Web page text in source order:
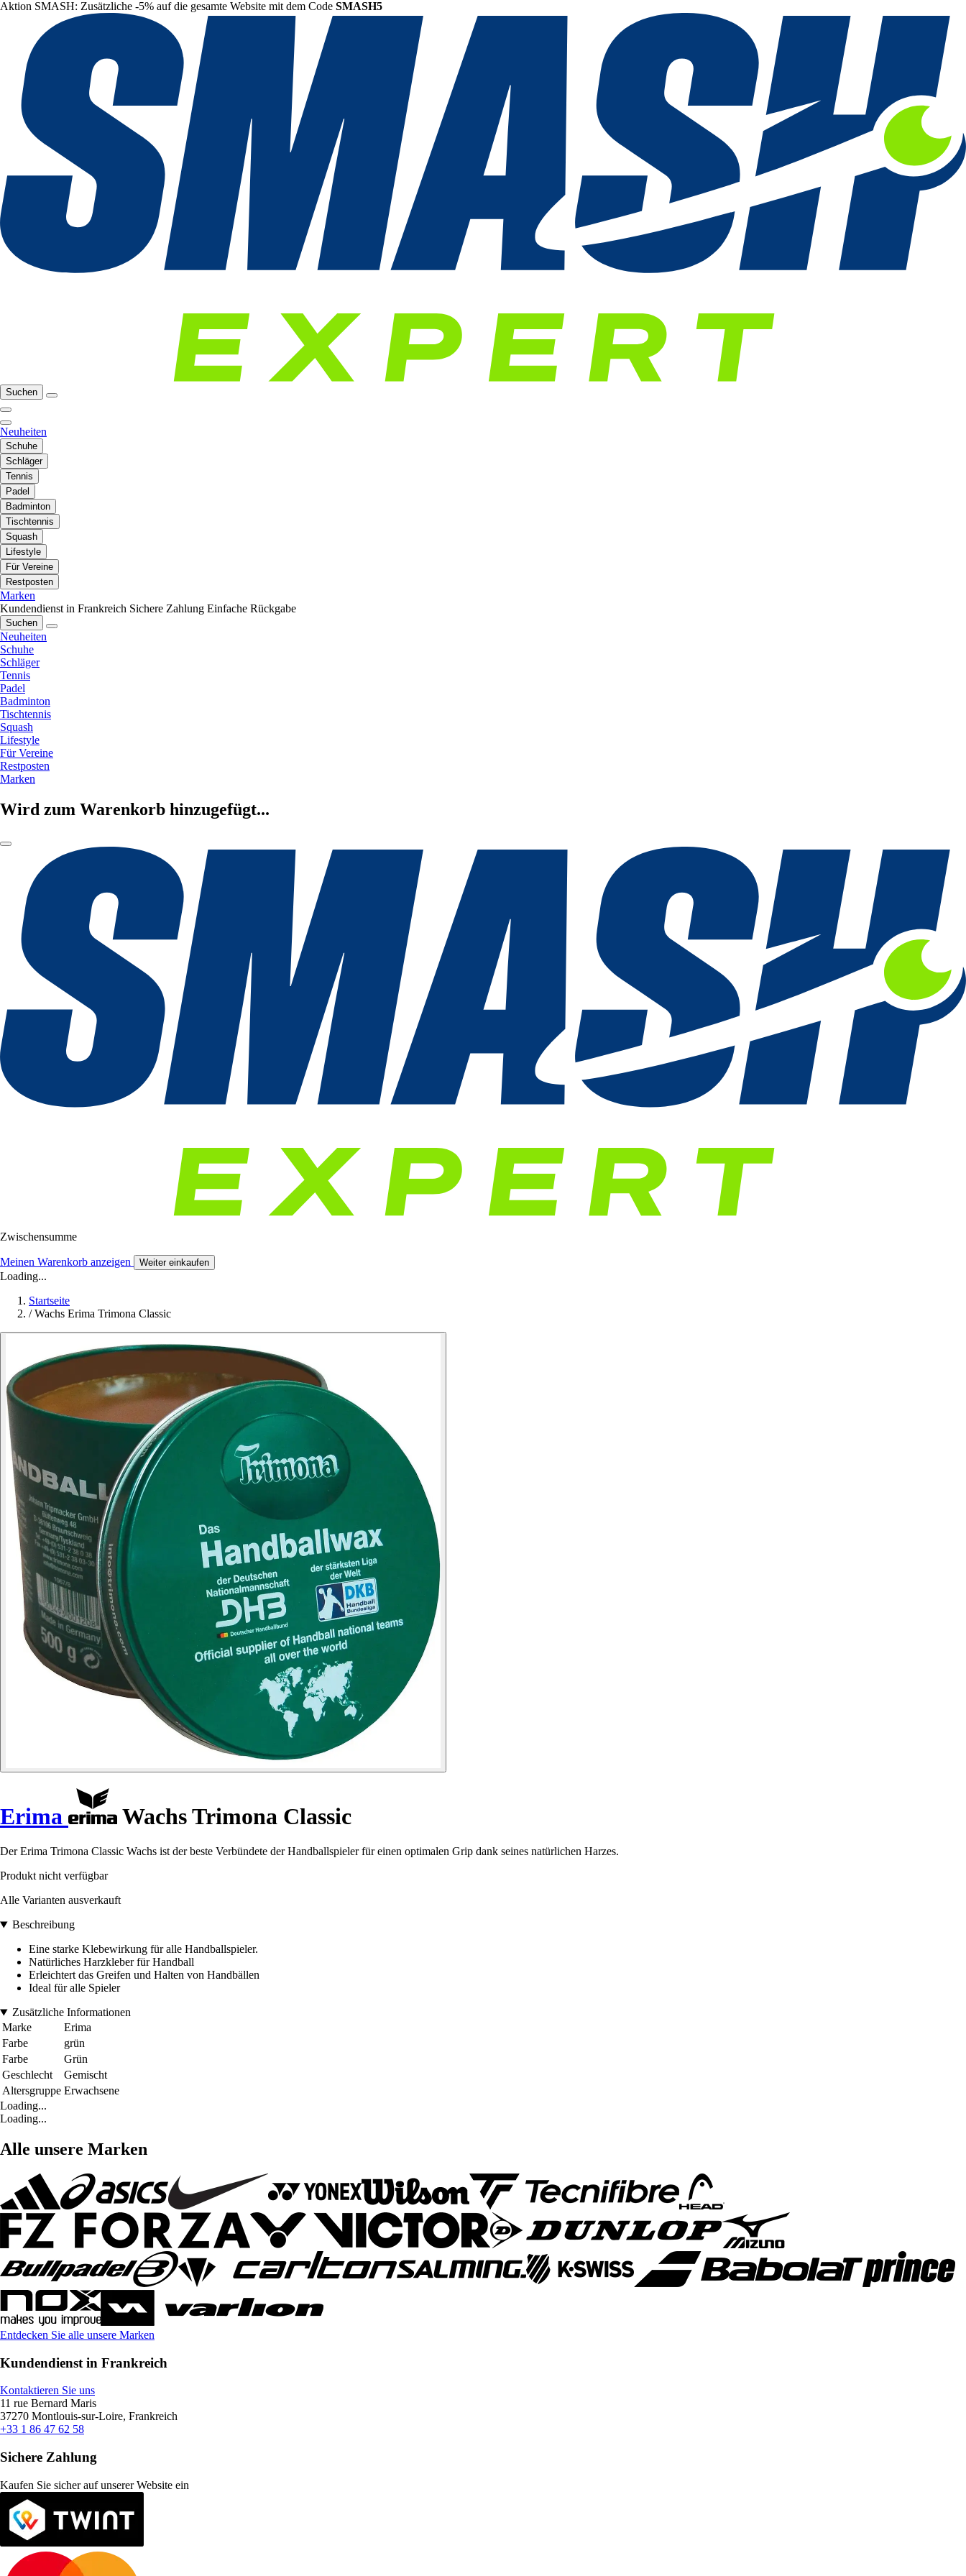
Aktion SMASH: Zusätzliche -5% auf die gesamte Website mit dem Code SMASH5
Suchen
Neuheiten
Schuhe
Schläger
Tennis
Padel
Badminton
Tischtennis
Squash
Lifestyle
Für Vereine
Restposten
Marken
Kundendienst in Frankreich Sichere Zahlung Einfache Rückgabe
Suchen
Neuheiten
Schuhe
Schläger
Tennis
Padel
Badminton
Tischtennis
Squash
Lifestyle
Für Vereine
Restposten
Marken
Wird zum Warenkorb hinzugefügt...
Zwischensumme
Meinen Warenkorb anzeigen Weiter einkaufen
Loading...
Startseite
/ Wachs Erima Trimona Classic
Erima Wachs Trimona Classic
Der Erima Trimona Classic Wachs ist der beste Verbündete der Handballspieler für einen optimalen Grip dank seines natürlichen Harzes.
Produkt nicht verfügbar
Alle Varianten ausverkauft
Beschreibung
Eine starke Klebewirkung für alle Handballspieler.
Natürliches Harzkleber für Handball
Erleichtert das Greifen und Halten von Handbällen
Ideal für alle Spieler
Zusätzliche Informationen
Marke
Erima
Farbe
grün
Farbe
Grün
Geschlecht
Gemischt
Altersgruppe Erwachsene
Loading...
Loading...
Alle unsere Marken
Entdecken Sie alle unsere Marken
Kundendienst in Frankreich
Kontaktieren Sie uns
11 rue Bernard Maris
37270 Montlouis-sur-Loire, Frankreich
+33 1 86 47 62 58
Sichere Zahlung
Kaufen Sie sicher auf unserer Website ein